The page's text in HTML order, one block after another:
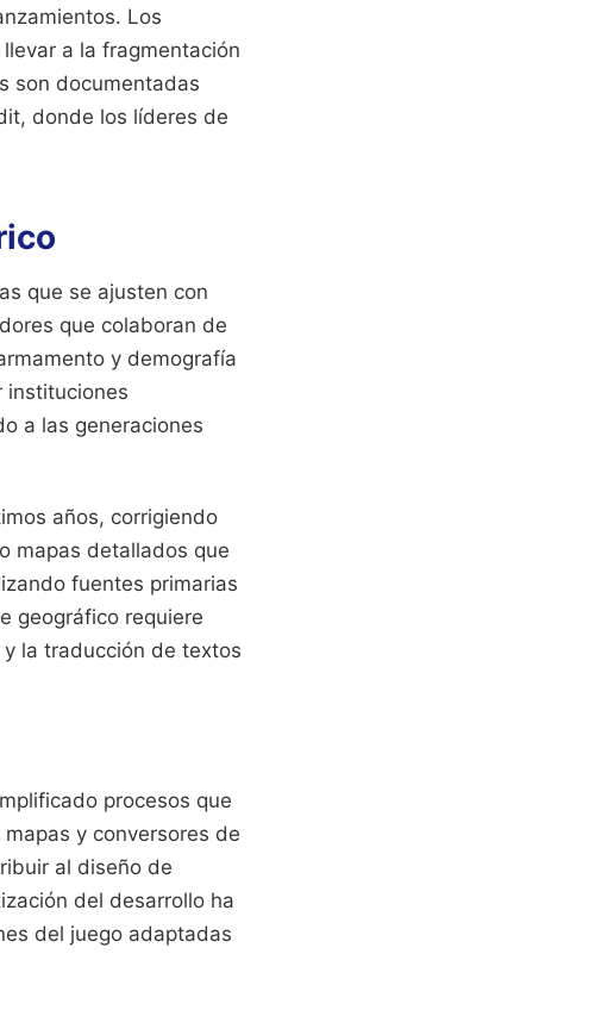
Los
a la fragmentación
son documentadas
donde los líderes de
que se ajusten con
que colaboran de
y demografía
instituciones
a las generaciones
años, corrigiendo
mapas detallados que
fuentes primarias
geográfico requiere
la traducción de textos
procesos que
y conversores de
al diseño de
del desarrollo ha
del juego adaptadas